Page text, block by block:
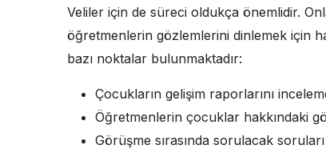
Veliler için de süreci oldukça önemlidir.
öğretmenlerin gözlemlerini dinlemek için
bazı noktalar bulunmaktadır:
Çocukların gelişim raporlarını
Öğretmenlerin çocuklar hakkındaki
Görüşme sırasında sorulacak